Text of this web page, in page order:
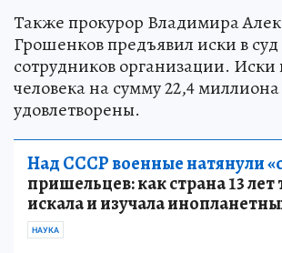
Также прокурор Владимира
Грошенков предъявил иски в суд
сотрудников организации. Иски
человека на сумму 22,4
удовлетворены.
Над СССР военные натянули
пришельцев: как страна 13 лет
искала и изучала
НАУКА